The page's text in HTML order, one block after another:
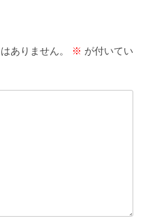
ありません。 ※ が付いてい